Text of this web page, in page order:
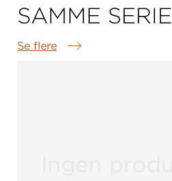
SAMME SERIE
Se flere
Samme serie